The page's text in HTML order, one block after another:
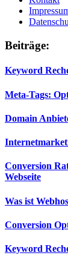
Beiträge:
Keyword
Meta-Tags:
Domain
Conversion
Webseite
Was ist
Conversion
Keyword